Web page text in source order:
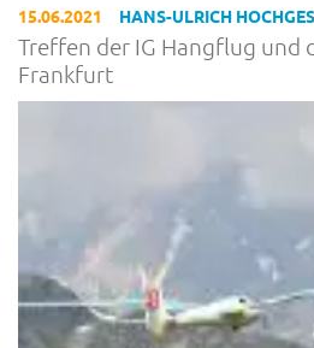
15.06.2021 HANS-ULRICH
Treffen der IG Hangflug und
Frankfurt